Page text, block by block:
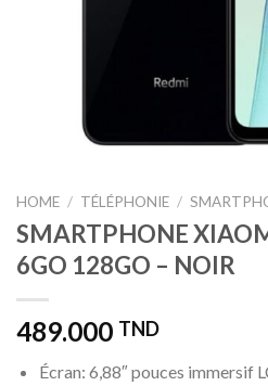
HOME / TÉLÉPHONIE /
SMARTPHONE
6GO 128GO – NOIR
489.000 TND
Écran: 6,88″ pouces immersif